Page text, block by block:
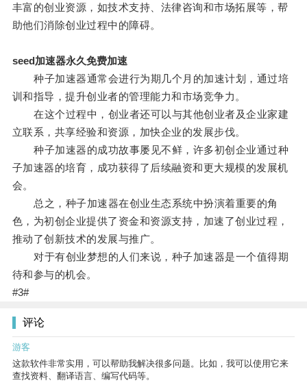
丰富的创业资源，如技术支持、法律咨询和市场拓展等，帮
助他们消除创业过程中的障碍。
seed加速器永久免费加速
种子加速器通常会进行为期几个月的加速计划，通过培
训和指导，提升创业者的管理能力和市场竞争力。
在这个过程中，创业者还可以与其他创业者及企业家建
立联系，共享经验和资源，加快企业的发展步伐。
种子加速器的成功故事屡见不鲜，许多初创企业通过种
子加速器的培育，成功获得了后续融资和更大规模的发展机
会。
总之，种子加速器在创业生态系统中扮演着重要的角
色，为初创企业提供了资金和资源支持，加速了创业过程，
推动了创新技术的发展与推广。
对于有创业梦想的人们来说，种子加速器是一个值得期
待和参与的机会。
#3#
评论
游客
这款软件非常实用，可以帮助我解决很多问题。比如，我可以使用它来
查找资料、翻译语言、编写代码等。